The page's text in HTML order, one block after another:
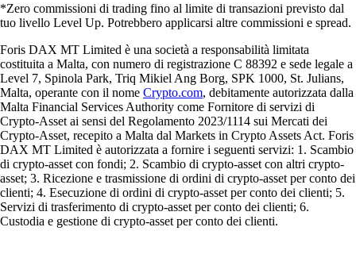
*Zero commissioni di trading fino al limite di transazioni previsto dal
tuo livello Level Up. Potrebbero applicarsi altre commissioni e spread.
Foris DAX MT Limited è una società a responsabilità limitata
costituita a Malta, con numero di registrazione C 88392 e sede legale a
Level 7, Spinola Park, Triq Mikiel Ang Borg, SPK 1000, St. Julians,
Malta, operante con il nome Crypto.com, debitamente autorizzata dalla
Malta Financial Services Authority come Fornitore di servizi di
Crypto-Asset ai sensi del Regolamento 2023/1114 sui Mercati dei
Crypto-Asset, recepito a Malta dal Markets in Crypto Assets Act. Foris
DAX MT Limited è autorizzata a fornire i seguenti servizi: 1. Scambio
di crypto-asset con fondi; 2. Scambio di crypto-asset con altri crypto-
asset; 3. Ricezione e trasmissione di ordini di crypto-asset per conto dei
clienti; 4. Esecuzione di ordini di crypto-asset per conto dei clienti; 5.
Servizi di trasferimento di crypto-asset per conto dei clienti; 6.
Custodia e gestione di crypto-asset per conto dei clienti.